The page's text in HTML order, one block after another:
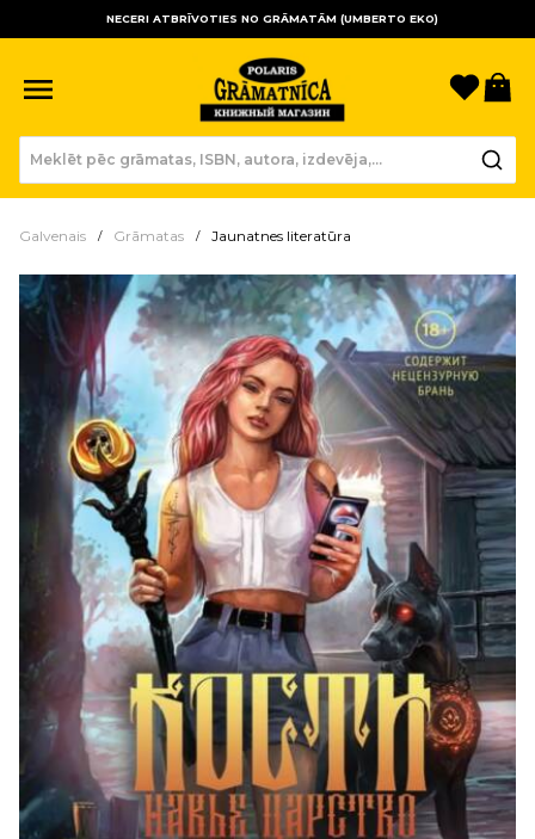
NECERI ATBRĪVOTIES NO GRĀMATĀM (UMBERTO EKO)
Galvenais Grāmatas Jaunatnes literatūra